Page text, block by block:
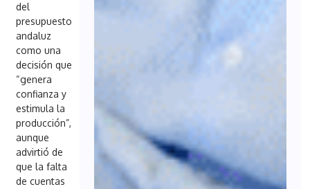
del
presupuesto
andaluz
como una
decisión que
“genera
confianza y
estimula la
producción”,
aunque
advirtió de
que la falta
de cuentas